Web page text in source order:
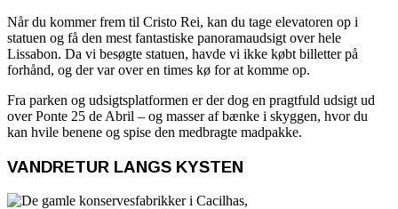
Når du kommer frem til Cristo Rei, kan du tage elevatoren op i
statuen og få den mest fantastiske panoramaudsigt over hele
Lissabon. Da vi besøgte statuen, havde vi ikke købt billetter på
forhånd, og der var over en times kø for at komme op.
Fra parken og udsigtsplatformen er der dog en pragtfuld udsigt ud
over Ponte 25 de Abril – og masser af bænke i skyggen, hvor du
kan hvile benene og spise den medbragte madpakke.
VANDRETUR LANGS KYSTEN